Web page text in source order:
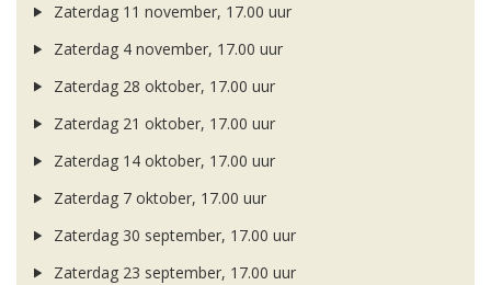
Zaterdag 11 november, 17.00 uur
Zaterdag 4 november, 17.00 uur
Zaterdag 28 oktober, 17.00 uur
Zaterdag 21 oktober, 17.00 uur
Zaterdag 14 oktober, 17.00 uur
Zaterdag 7 oktober, 17.00 uur
Zaterdag 30 september, 17.00 uur
Zaterdag 23 september, 17.00 uur